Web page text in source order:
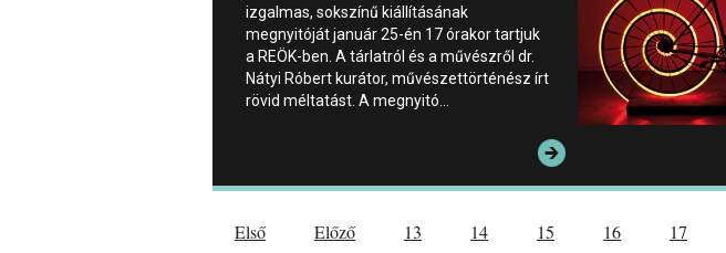
izgalmas, sokszínű kiállításának
megnyitóját január 25-én 17 órakor tartjuk
a REÖK-ben. A tárlatról és a művészről dr.
Nátyi Róbert kurátor, művészettörténész írt
rövid méltatást. A megnyitó…
Első Előző 13 14 15 16 17